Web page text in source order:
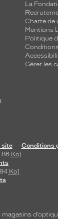
La
Charte de
Mentions
Politique
Gérer les
site
Conditions
86 Ko]
Ko]
magasins